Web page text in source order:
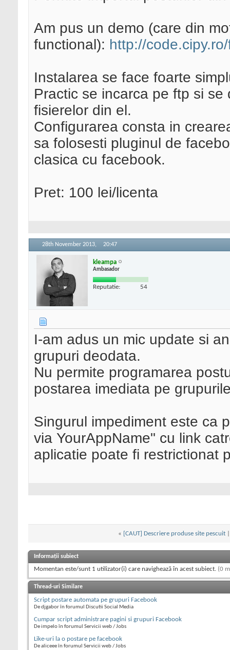
Am pus un demo (care din
functional): http://
Instalarea se face foarte
Practic se incarca pe ftp si
fisierelor din el.
Configurarea consta in
sa folosesti pluginul de
clasica cu facebook.
Pret: 100 lei/licenta
28th November 2013, 20:47
kleampa
Ambasador
Reputatie: 54
I-am adus un mic update si
grupuri deodata.
Nu permite programarea
postarea imediata pe
Singurul impediment este ca
via YourAppName" cu link
aplicatie poate fi restrictionat
« [CAUT] Descriere produse site pescuit
Informații subiect
Momentan este/sunt 1 utilizator(i) care navighează în acest subiect. (0
Thread-uri Similare
Script postare automata pe grupuri Facebook
De djgabor în forumul Discutii Social Media
Cumpar script administrare pagini si grupuri Facebook
De impelo în forumul Servicii web / Jobs
Like-uri la o postare pe facebook
De aliceee în forumul Servicii web / Jobs